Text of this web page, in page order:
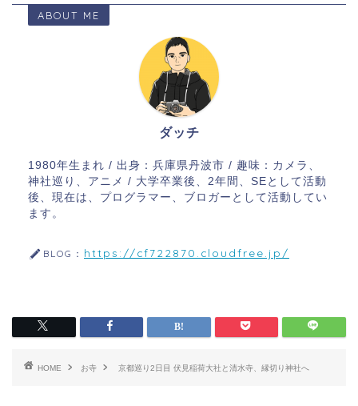
ABOUT ME
ダッチ
1980年生まれ / 出身：兵庫県丹波市 / 趣味：カメラ、
神社巡り、アニメ / 大学卒業後、2年間、SEとして活動
後、現在は、プログラマー、ブロガーとして活動してい
ます。
BLOG： https://cf722870.cloudfree.jp/
HOME お寺 京都巡り2日目 伏見稲荷大社と清水寺、縁切り神社へ